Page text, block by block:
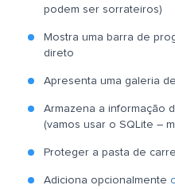
podem ser sorrateiros)
Mostra uma barra de
direto
Apresenta uma galeria
Armazena a informação
(vamos usar o SQLite –
Proteger a pasta de
Adiciona opcionalmente